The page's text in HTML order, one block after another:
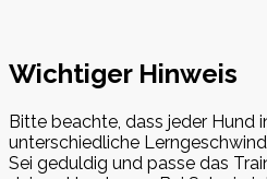
Wichtiger Hinweis
Bitte beachte, dass jeder Hund
unterschiedliche
Sei geduldig und passe das